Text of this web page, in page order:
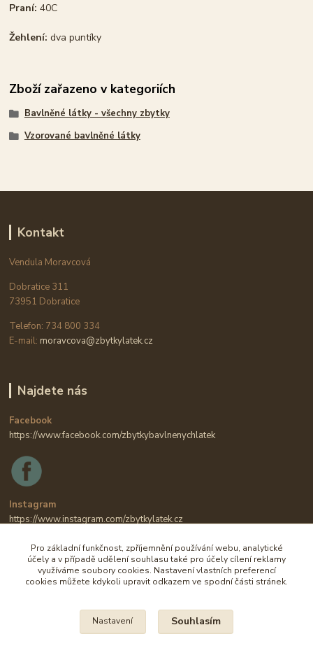
Praní: 40C
Žehlení: dva puntíky
Zboží zařazeno v kategoriích
Bavlněné látky - všechny zbytky
Vzorované bavlněné látky
Kontakt
Vendula Moravcová
Dobratice 311
73951 Dobratice
Telefon: 734 800 334
E-mail: moravcova@zbytkylatek.cz
Najdete nás
Facebook
https://www.facebook.com/zbytkybavlnenychlatek
Instagram
https://www.instagram.com/zbytkylatek.cz
Pro základní funkčnost, zpříjemnění používání webu, analytické
účely a v případě udělení souhlasu také pro účely cílení reklamy
využíváme soubory cookies. Nastavení vlastních preferencí
cookies můžete kdykoli upravit odkazem ve spodní části stránek.
Nastavení Souhlasím